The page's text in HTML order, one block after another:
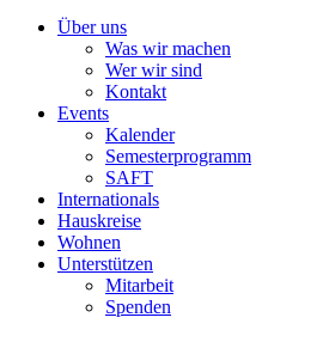
Über uns
Was wir machen
Wer wir sind
Kontakt
Events
Kalender
Semesterprogramm
SAFT
Internationals
Hauskreise
Wohnen
Unterstützen
Mitarbeit
Spenden